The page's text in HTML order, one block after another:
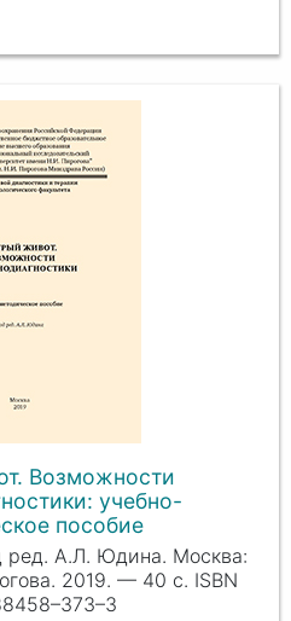
Возможности
учебно-
пособие
А.Л. Юдина. Москва:
2019. — 40 с. ISBN